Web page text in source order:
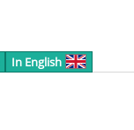
In English